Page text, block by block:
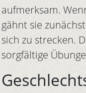
aufmerksam.
gähnt sie
sich zu strecken.
sorgfältige